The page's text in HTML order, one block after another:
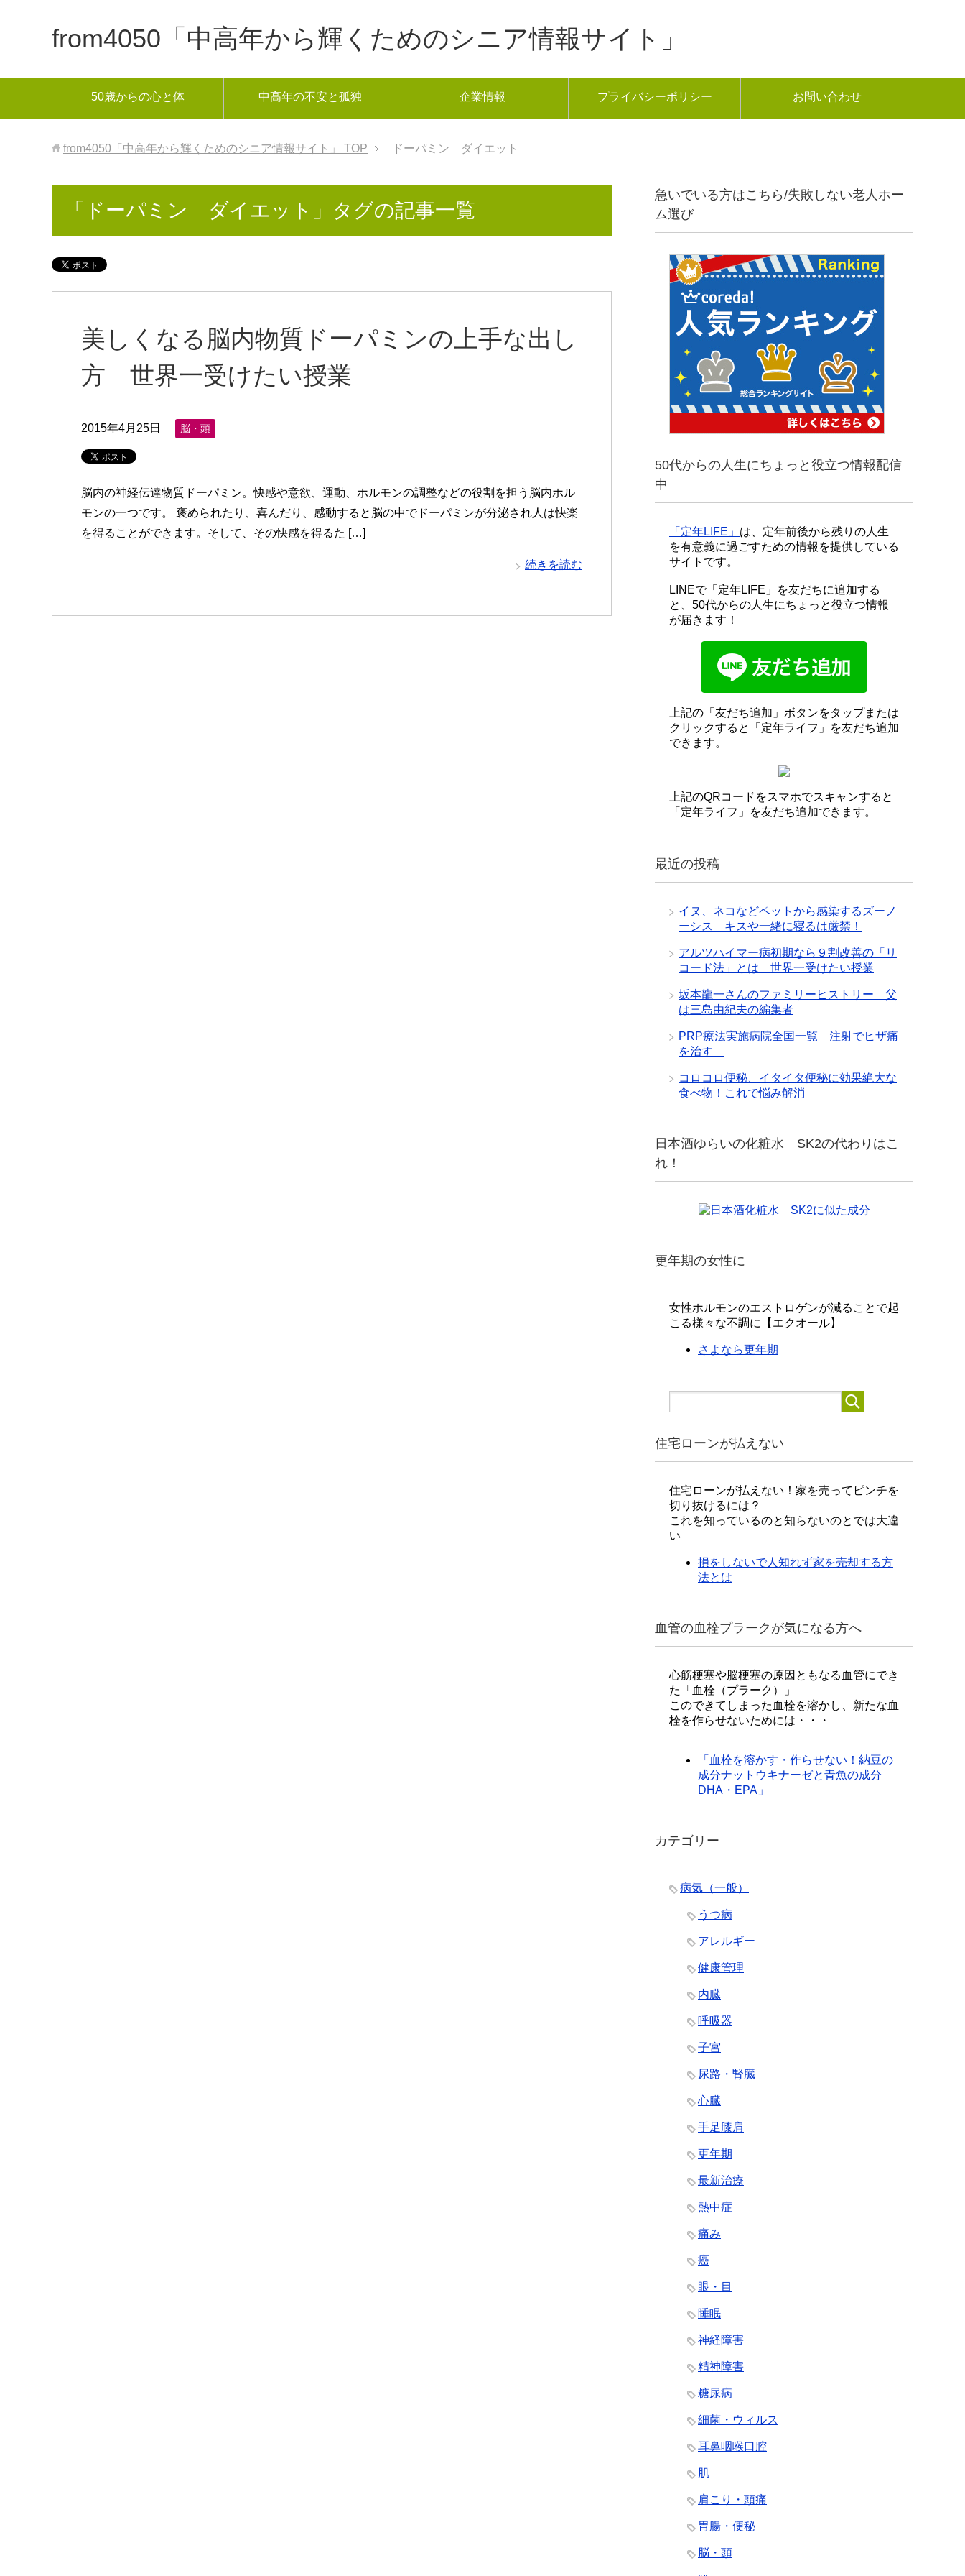
from4050「中高年から輝くためのシニア情報サイト」
50歳からの心と体 中高年の不安と孤独 企業情報 プライバシーポリシー お問い合わせ
from4050「中高年から輝くためのシニア情報サイト」 TOP ドーパミン ダイエット
「ドーパミン ダイエット」タグの記事一覧
美しくなる脳内物質ドーパミンの上手な出し
方 世界一受けたい授業
2015年4月25日 脳・頭
脳内の神経伝達物質ドーパミン。快感や意欲、運動、ホルモンの調整などの役割を担う脳内ホル
モンの一つです。 褒められたり、喜んだり、感動すると脳の中でドーパミンが分泌され人は快楽
を得ることができます。そして、その快感を得るた […]
続きを読む
急いでいる方はこちら/失敗しない老人ホー
ム選び
50代からの人生にちょっと役立つ情報配信
中
「定年LIFE」 は、定年前後から残りの人生
を有意義に過ごすための情報を提供している
サイトです。
LINEで「定年LIFE」を友だちに追加する
と、50代からの人生にちょっと役立つ情報
が届きます！
上記の「友だち追加」ボタンをタップまたは
クリックすると「定年ライフ」を友だち追加
できます。
上記のQRコードをスマホでスキャンすると
「定年ライフ」を友だち追加できます。
最近の投稿
イヌ、ネコなどペットから感染するズーノ
ーシス キスや一緒に寝るは厳禁！
アルツハイマー病初期なら９割改善の「リ
コード法」とは 世界一受けたい授業
坂本龍一さんのファミリーヒストリー 父
は三島由紀夫の編集者
PRP療法実施病院全国一覧 注射でヒザ痛
を治す
コロコロ便秘、イタイタ便秘に効果絶大な
食べ物！これで悩み解消
日本酒ゆらいの化粧水 SK2の代わりはこ
れ！
更年期の女性に
女性ホルモンのエストロゲンが減ることで起
こる様々な不調に【エクオール】
さよなら更年期
住宅ローンが払えない
住宅ローンが払えない！家を売ってピンチを
切り抜けるには？
これを知っているのと知らないのとでは大違
い
損をしないで人知れず家を売却する方
法とは
血管の血栓プラークが気になる方へ
心筋梗塞や脳梗塞の原因ともなる血管にでき
た「血栓（プラーク）」
このできてしまった血栓を溶かし、新たな血
栓を作らせないためには・・・
「血栓を溶かす・作らせない！納豆の
成分ナットウキナーゼと青魚の成分
DHA・EPA」
カテゴリー
病気（一般）
うつ病
アレルギー
健康管理
内臓
呼吸器
子宮
尿路・腎臓
心臓
手足膝肩
更年期
最新治療
熱中症
痛み
癌
眼・目
睡眠
神経障害
精神障害
糖尿病
細菌・ウィルス
耳鼻咽喉口腔
肌
肩こり・頭痛
胃腸・便秘
脳・頭